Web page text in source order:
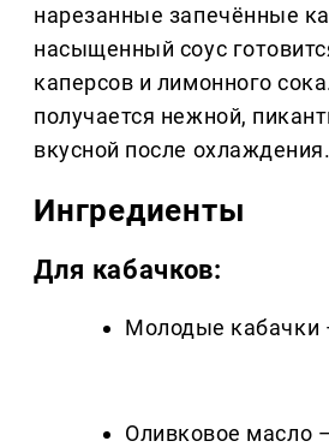
нарезанные запечённые
насыщенный соус
каперсов и лимонного
получается нежной,
вкусной после охлаждения.
Ингредиенты
Для кабачков:
Молодые кабачки
Оливковое масло